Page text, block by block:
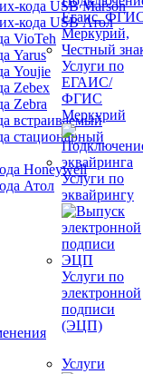
кода USB Marson
кода USB Атол
VioTeh
Yarus
Youjie
Zebex
Zebra
встраиваемый
стационарный
Honeywell
Атол
Услуги по
ЕГАИС/
ФГИС
Меркурий
Услуги по
эквайрингу
Услуги по
электронной
подписи
(ЭЦП)
Услуги